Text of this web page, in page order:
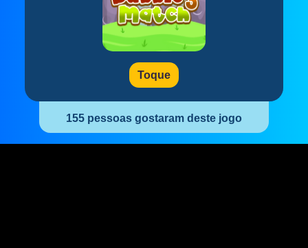
Toque
155 pessoas gostaram deste jogo